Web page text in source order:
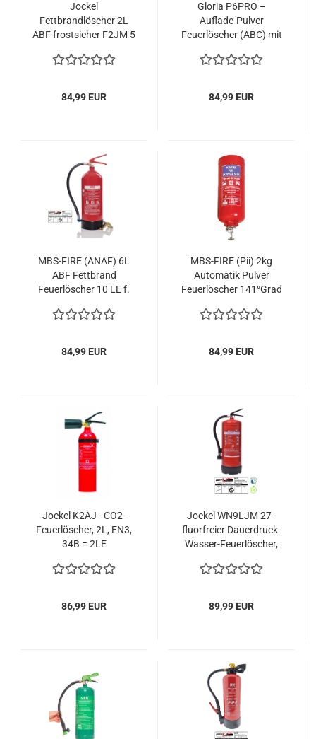
Jockel
Fettbrandlöscher 2L
ABF frostsicher F2JM 5
Halterung & Plakette
84,99 EUR
Gloria P6PRO –
Auflade-Pulver
Feuerlöscher (ABC) mit
an elektrischen
EN3, 6 kg, 10 LE
84,99 EUR
MBS-FIRE (ANAF) 6L
ABF Fettbrand
Feuerlöscher 10 LE f.
Gastronomie
84,99 EUR
MBS-FIRE (Pii) 2kg
Automatik Pulver
Feuerlöscher 141°Grad
84,99 EUR
Jockel K2AJ - CO2-
Feuerlöscher, 2L, EN3,
34B = 2LE
86,99 EUR
Jockel WN9LJM 27 -
fluorfreier Dauerdruck-
Wasser-Feuerlöscher,
Prüfplakette
89,99 EUR